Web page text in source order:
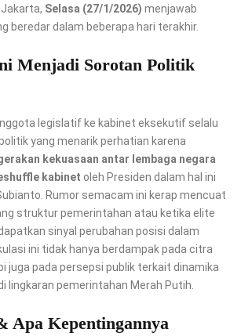
Selasa (27/1/2026) menjawab
beredar dalam beberapa hari terakhir.
Menjadi Sorotan Politik
legislatif ke kabinet eksekutif selalu
yang menarik perhatian karena
kekuasaan antar lembaga negara
kabinet oleh Presiden dalam hal ini
Rumor semacam ini kerap mencuat
struktur pemerintahan atau ketika elite
sinyal perubahan posisi dalam
ini tidak hanya berdampak pada citra
juga pada persepsi publik terkait dinamika
lingkaran pemerintahan Merah Putih.
Apa Kepentingannya